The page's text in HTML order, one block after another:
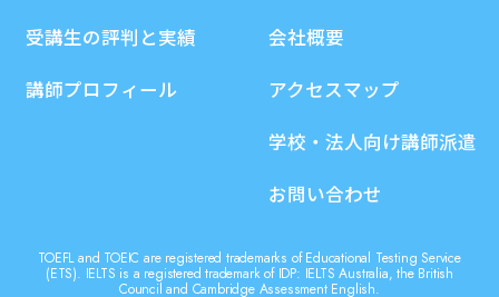
受講生の評判と実績
講師プロフィール
会社概要
アクセスマップ
学校・法人向け講師派遣
お問い合わせ
TOEFL and TOEIC are registered trademarks of Educational Testing Service
(ETS). IELTS is a registered trademark of IDP: IELTS Australia, the British
Council and Cambridge Assessment English.